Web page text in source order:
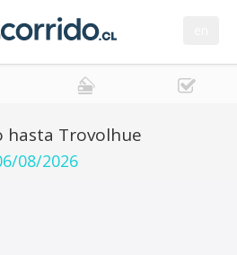
hasta Trovolhue
08/2026